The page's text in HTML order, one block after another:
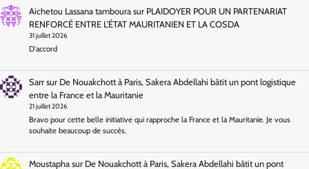
Aichetou Lassana tambourasur PLAIDOYER POUR UN PARTENARIAT
RENFORCÉ ENTRE L’ÉTAT MAURITANIEN ET LA COSDA
31 juillet 2026
D'accord
Sarrsur De Nouakchott à Paris, Sakera Abdellahi bâtit un pont logistique
entre la France et la Mauritanie
21 juillet 2026
Bravo pour cette belle initiative qui rapproche la France et la Mauritanie. Je vous
souhaite beaucoup de succès.
Moustaphasur De Nouakchott à Paris, Sakera Abdellahi bâtit un pont